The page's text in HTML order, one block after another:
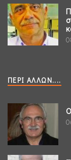
ΠΕΡΊ ΆΛΛΩΝ....